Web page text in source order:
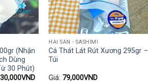
(Nhận
Dùng
30 Phút)
VND
HẢI SẢN - SASHIMI
Cá Thát Lát Rút Xương 295gr –
Túi
Giá: 79,000VND